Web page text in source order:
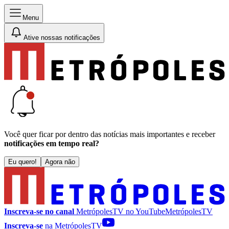
Menu
Ative nossas notificações
Você quer ficar por dentro das notícias mais importantes e receber
notificações em tempo real?
Eu quero! Agora não
Inscreva-se no canal MetrópolesTV noYouTubeMetrópolesTV
Inscreva-se na MetrópolesTV